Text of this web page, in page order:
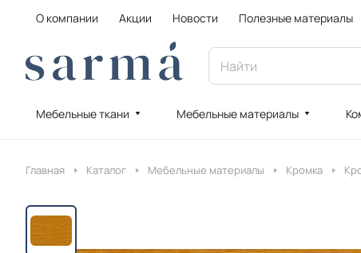
О компании Акции Новости Полезные материалы
Мебельные ткани Мебельные материалы
Главная Каталог Мебельные материалы Кромка